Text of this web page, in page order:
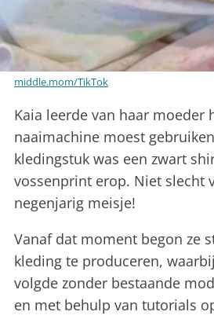
middle.mom/TikTok
Kaia leerde van haar moeder
naaimachine moest
kledingstuk was een zwart
vossenprint erop. Niet slecht
negenjarig meisje!
Vanaf dat moment begon ze
kleding te produceren,
volgde zonder bestaande
en met behulp van tutorials